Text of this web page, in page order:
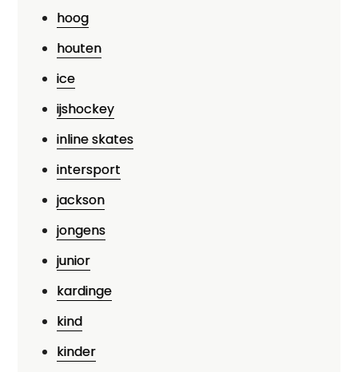
hoog
houten
ice
ijshockey
inline skates
intersport
jackson
jongens
junior
kardinge
kind
kinder